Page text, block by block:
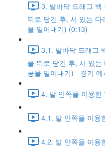
3. 발바닥 드래그 백
뒤로 당긴 후, 서 있는
을 밀어내기) (0:13)
3.1. 발바닥 드래그
을 뒤로 당긴 후, 서 있
공을 밀어내기) - 경기
4. 발 안쪽을 이용한
4.1. 발 안쪽을 이용
4.2. 발 안쪽을 이용